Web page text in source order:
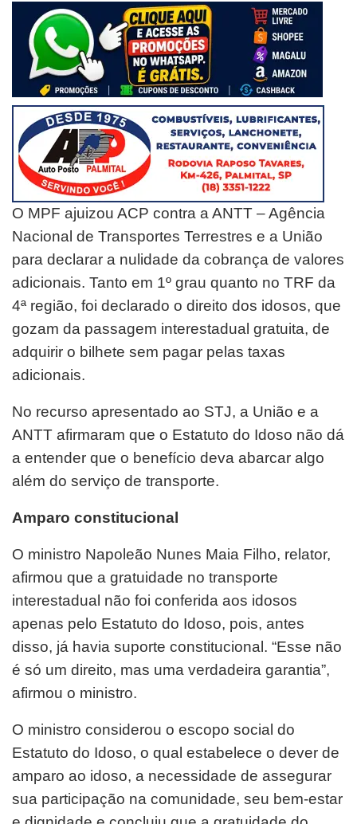
O MPF ajuizou ACP contra a ANTT – Agência
Nacional de Transportes Terrestres e a União
para declarar a nulidade da cobrança de valores
adicionais. Tanto em 1º grau quanto no TRF da
4ª região, foi declarado o direito dos idosos, que
gozam da passagem interestadual gratuita, de
adquirir o bilhete sem pagar pelas taxas
adicionais.
No recurso apresentado ao STJ, a União e a
ANTT afirmaram que o Estatuto do Idoso não dá
a entender que o benefício deva abarcar algo
além do serviço de transporte.
Amparo constitucional
O ministro Napoleão Nunes Maia Filho, relator,
afirmou que a gratuidade no transporte
interestadual não foi conferida aos idosos
apenas pelo Estatuto do Idoso, pois, antes
disso, já havia suporte constitucional. “Esse não
é só um direito, mas uma verdadeira garantia”,
afirmou o ministro.
O ministro considerou o escopo social do
Estatuto do Idoso, o qual estabelece o dever de
amparo ao idoso, a necessidade de assegurar
sua participação na comunidade, seu bem-estar